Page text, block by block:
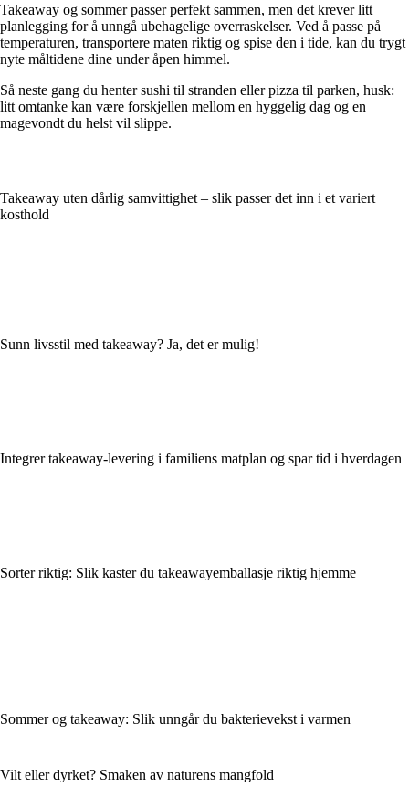
Takeaway og sommer passer perfekt sammen, men det krever litt
planlegging for å unngå ubehagelige overraskelser. Ved å passe på
temperaturen, transportere maten riktig og spise den i tide, kan du trygt
nyte måltidene dine under åpen himmel.
Så neste gang du henter sushi til stranden eller pizza til parken, husk:
litt omtanke kan være forskjellen mellom en hyggelig dag og en
magevondt du helst vil slippe.
Takeaway uten dårlig samvittighet – slik passer det inn i et variert
kosthold
Sunn livsstil med takeaway? Ja, det er mulig!
Integrer takeaway-levering i familiens matplan og spar tid i hverdagen
Sorter riktig: Slik kaster du takeawayemballasje riktig hjemme
Sommer og takeaway: Slik unngår du bakterievekst i varmen
Vilt eller dyrket? Smaken av naturens mangfold